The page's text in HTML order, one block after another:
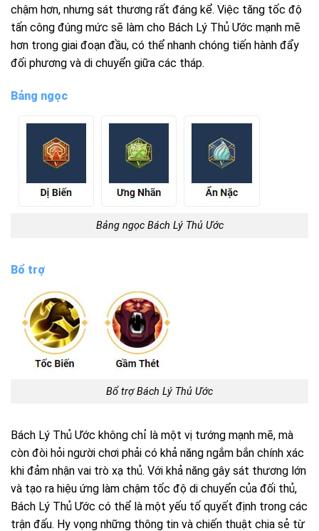
chậm hơn, nhưng sát thương rất đáng kể. Việc tăng tốc độ
tấn công đúng mức sẽ làm cho Bách Lý Thủ Ước mạnh mẽ
hơn trong giai đoạn đầu, có thể nhanh chóng tiến hành đẩy
đối phương và di chuyển giữa các tháp.
Bảng ngọc
Bảng ngọc Bách Lý Thủ Ước
Bổ trợ
Bổ trợBách Lý Thủ Ước
Bách Lý Thủ Ước không chỉ là một vị tướng mạnh mẽ, mà
còn đòi hỏi người chơi phải có khả năng ngắm bắn chính xác
khi đảm nhận vai trò xạ thủ. Với khả năng gây sát thương lớn
và tạo ra hiệu ứng làm chậm tốc độ di chuyển của đối thủ,
Bách Lý Thủ Ước có thể là một yếu tố quyết định trong các
trận đấu. Hy vọng những thông tin và chiến thuật chia sẻ từ